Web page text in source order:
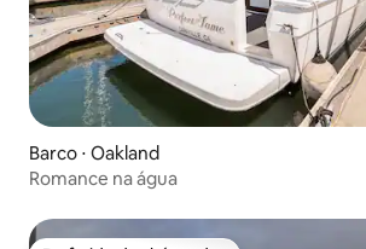
Barco ⋅ Oakland
Romance na água